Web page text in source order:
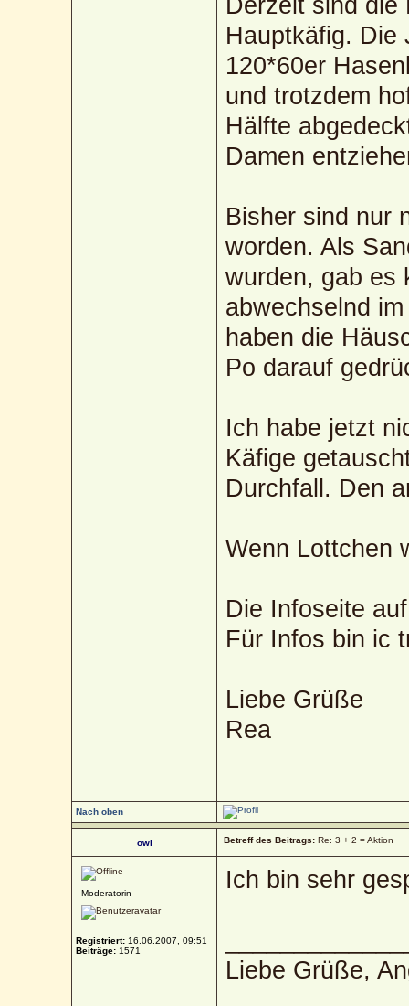
Hauptkäfig. Die
120*60er
und trotzdem
Hälfte
Damen
Bisher sind nur
worden. Als
wurden, gab es
abwechselnd
haben die
Po darauf
Ich habe jetzt
Käfige
Durchfall. Den
Wenn Lottchen
Die Infoseite
Für Infos bin ic
Liebe Grüße
Rea
Nach oben
owl Betreff des Beitrags: Re: 3 + 2 = Aktion
Moderatorin
Registriert: 16.06.2007, 09:51
Beiträge: 1571
Ich bin sehr
Liebe Grüße,